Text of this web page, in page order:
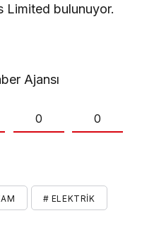
Limited bulunuyor.
Ajansı
0 0
# ELEKTRIK